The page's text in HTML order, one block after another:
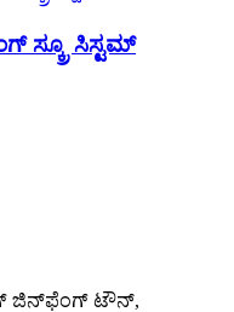
ಸ್ಕ್ರೂ ಸಿಸ್ಟಮ್
ಜಿನ್‌ಫೆಂಗ್ ಟೌನ್,